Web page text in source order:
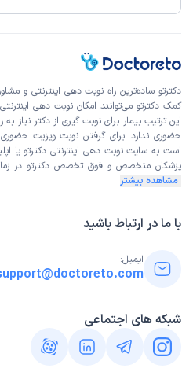
دکترتو ساده‌ترین راه نوبت‌ دهی اینترنتی و
کمک دکترتو می‌توانند امکان نوبت دهی
این ترتیب بیمار برای نوبت گیری از دکتر
حضوری ندارد. برای گرفتن نوبت ویزیت حضوری
است به سایت نوبت دهی اینترنتی دکترتو یا
پزشکان متخصص و فوق تخصص دکترتو در
مشاهده بیشتر
با ما در ارتباط باشید
ایمیل:
شبکه های اجتماعی